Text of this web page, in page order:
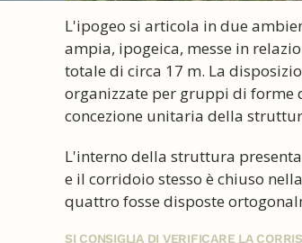
L'ipogeo si articola in due
ampia, ipogeica, messe in
totale di circa 17 m. La
organizzate per gruppi di forme
concezione unitaria della
L'interno della struttura
e il corridoio stesso è chiuso
quattro fosse disposte
SI CONSIGLIA DI VERIFICARE LA